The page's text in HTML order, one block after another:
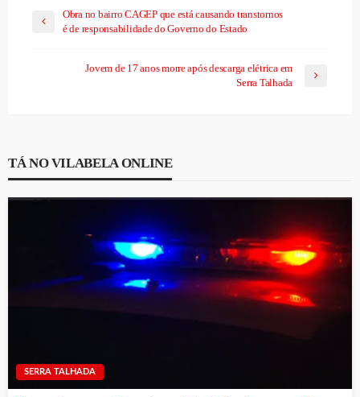
Obra no bairro CAGEP que está causando transtornos
é de responsabilidade do Governo do Estado
Jovem de 17 anos morre após descarga elétrica em
Serra Talhada
TÁ NO VILABELA ONLINE
SERRA TALHADA